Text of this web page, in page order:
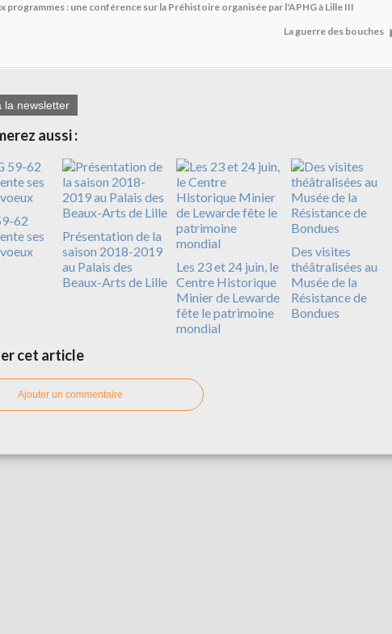
programmes : une conférence sur la Préhistoire organisée par l'APHG à Lille III
La guerre des bouches
la newsletter
aussi :
62
ses
Présentation de la
saison 2018-2019
au Palais des
Beaux-Arts de Lille
Les 23 et 24 juin, le
Centre Historique
Minier de Lewarde
fête le patrimoine
mondial
Des visites
théâtralisées au
Musée de la
Résistance de
Bondues
cet article
Ajouter un commentaire